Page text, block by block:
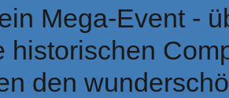
Mega-Event -
historischen
den